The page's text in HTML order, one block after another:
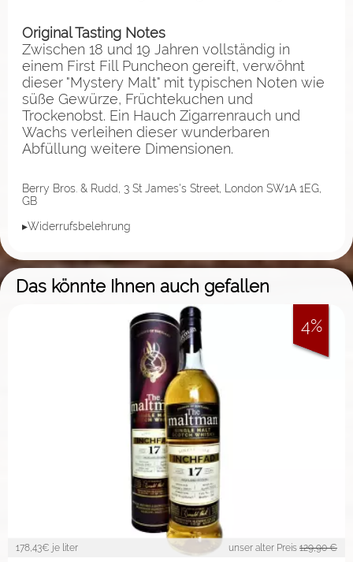
Original Tasting Notes
Zwischen 18 und 19 Jahren vollständig in
einem First Fill Puncheon gereift, verwöhnt
dieser "Mystery Malt" mit typischen Noten wie
süße Gewürze, Früchtekuchen und
Trockenobst. Ein Hauch Zigarrenrauch und
Wachs verleihen dieser wunderbaren
Abfüllung weitere Dimensionen.
Berry Bros. & Rudd, 3 St James's Street, London SW1A 1EG,
GB
▸Widerrufsbelehrung
Das könnte Ihnen auch gefallen
178,43€ je liter unser alter Preis 129,90 €
4%